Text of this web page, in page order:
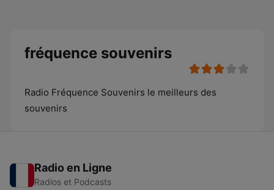
fréquence souvenirs
Radio Fréquence Souvenirs le meilleurs des
souvenirs
Radio en Ligne
Radios et Podcasts